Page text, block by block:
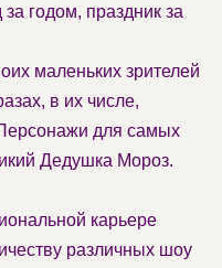
годом, праздник за
маленьких зрителей
в их числе,
для самых
Дедушка Мороз.
карьере
различных шоу